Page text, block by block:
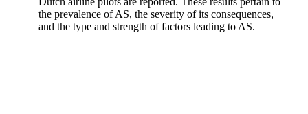
the prevalence of AS, the severity of its consequences,
and the type and strength of factors leading to AS.